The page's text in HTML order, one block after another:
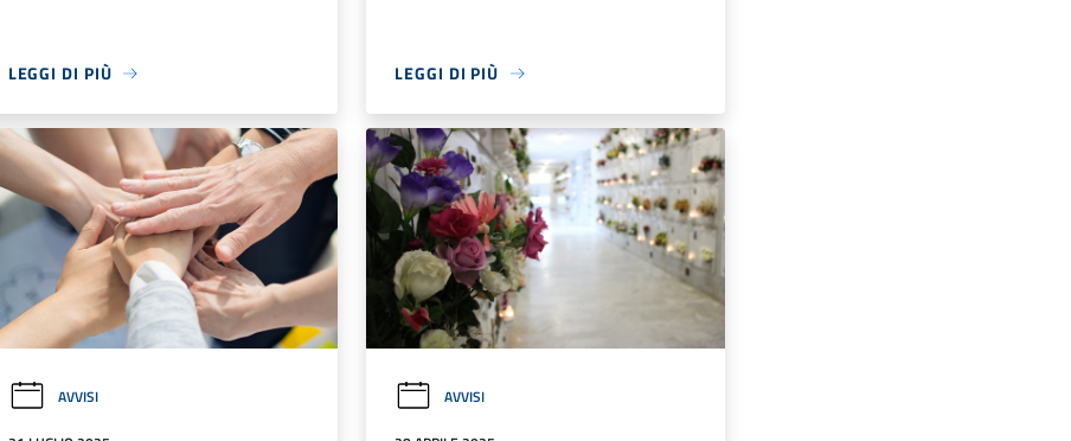
LEGGI DI PIÙ LEGGI DI PIÙ
AVVISI AVVISI